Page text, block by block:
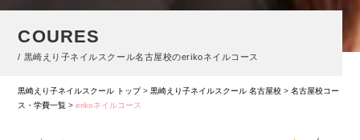
COURES
/ 黒崎えり子ネイルスクール名古屋校のerikoネイルコース
黒崎えり子ネイルスクール トップ>黒崎えり子ネイルスクール 名古屋校 >名古屋校コー
ス・学費一覧 >erikoネイルコース